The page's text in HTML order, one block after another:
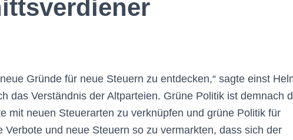
Gründe für neue Steuern zu entdecken,“ sagte einst
das Verständnis der Altparteien. Grüne Politik ist demnach
mit neuen Steuerarten zu verknüpfen und grüne Politik für
Verbote und neue Steuern so zu vermarkten, dass sich der